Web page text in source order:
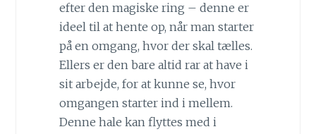
efter den magiske ring – denne er
ideel til at hente op, når man starter
på en omgang, hvor der skal tælles.
Ellers er den bare altid rar at have i
sit arbejde, for at kunne se, hvor
omgangen starter ind i mellem.
Denne hale kan flyttes med i